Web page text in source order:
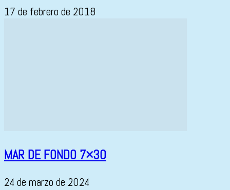
17 de febrero de 2018
MAR DE FONDO 7×30
24 de marzo de 2024